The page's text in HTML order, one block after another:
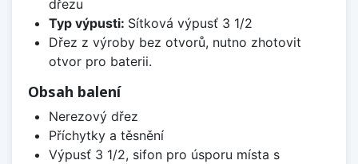
dřezu
Typ výpusti: Sítková výpusť 3 1/2
Dřez z výroby bez otvorů, nutno zhotovit
otvor pro baterii.
Obsah balení
Nerezový dřez
Příchytky a těsnění
Výpusť 3 1/2, sifon pro úsporu místa s